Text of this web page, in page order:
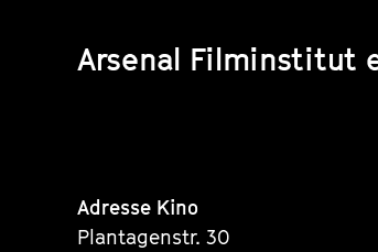
Arsenal Filminstitut
Adresse Kino
Plantagenstr. 30